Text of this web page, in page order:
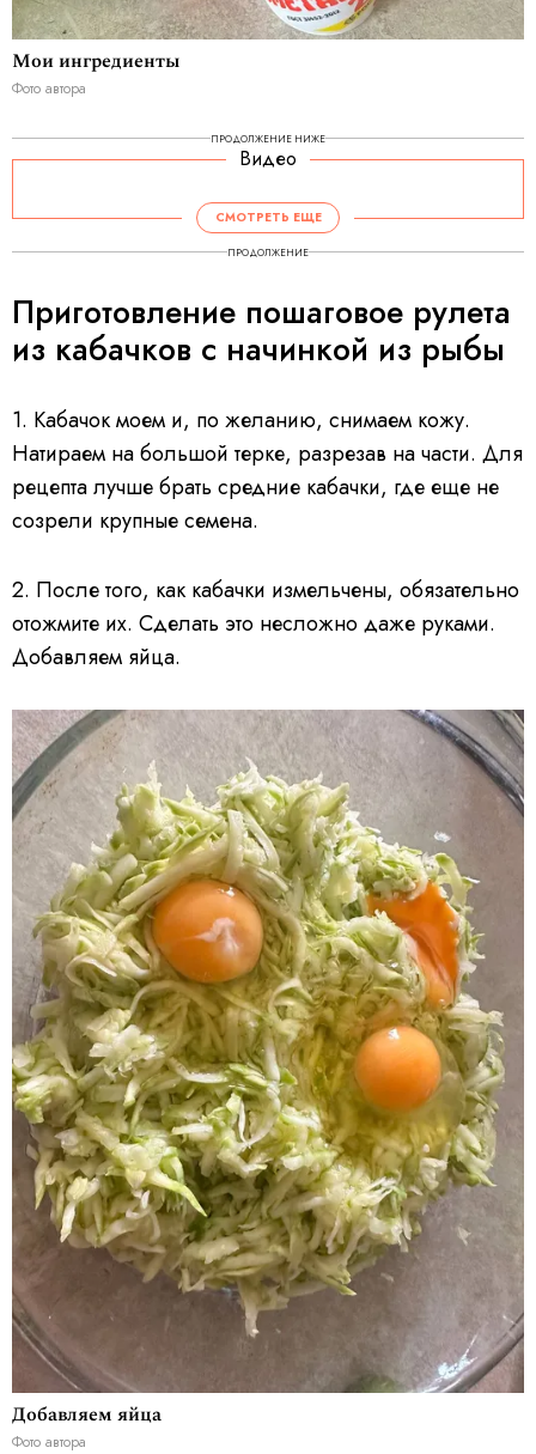
Мои ингредиенты
Фото автора
ПРОДОЛЖЕНИЕ НИЖЕ
Видео
СМОТРЕТЬ ЕЩЕ
ПРОДОЛЖЕНИЕ
Приготовление пошаговое рулета
из кабачков с начинкой из рыбы
1. Кабачок моем и, по желанию, снимаем кожу.
Натираем на большой терке, разрезав на части. Для
рецепта лучше брать средние кабачки, где еще не
созрели крупные семена.
2. После того, как кабачки измельчены, обязательно
отожмите их. Сделать это несложно даже руками.
Добавляем яйца.
Добавляем яйца
Фото автора